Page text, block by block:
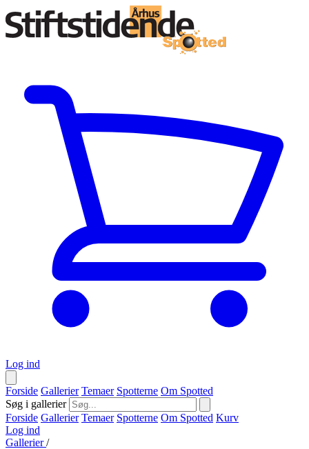
Log ind
Forside Gallerier Temaer Spotterne Om Spotted
Søg i gallerier
Forside Gallerier Temaer Spotterne Om Spotted Kurv
Log ind
Gallerier/